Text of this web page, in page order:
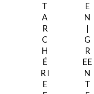
T
A
R
C
H
É
RI
E
E
N
|
G
R
EE
N
T